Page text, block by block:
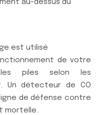
au-dessus du
est utilisé
de votre
piles selon les
Un détecteur de CO
de défense contre
mortelle.